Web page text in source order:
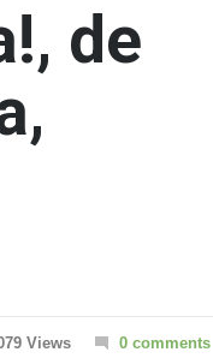
de
Views 0 comments